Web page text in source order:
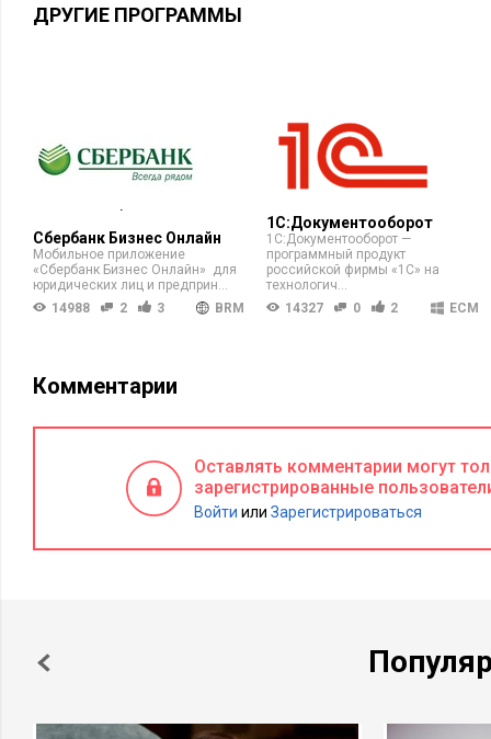
ДРУГИЕ ПРОГРАММЫ
Сбербанк Бизнес Онлайн
Мобильное приложение
«Сбербанк Бизнес Онлайн» для
юридических лиц и предприн...
14988
2 3 BRM
1С:Документооборот
1С:Документооборот —
программный продукт
российской фирмы «1С» на
технологич...
14327
0 2 ECM
Комментарии
Оставлять комментарии могут
зарегистрированные
Войти или Зарегистрироваться